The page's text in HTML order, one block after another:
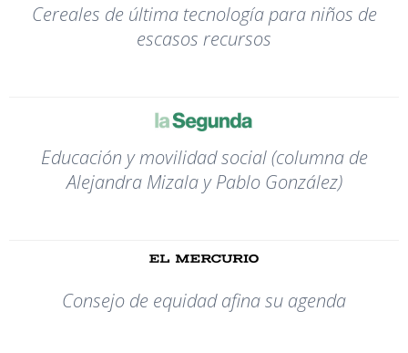
Cereales de última tecnología para niños de
escasos recursos
Educación y movilidad social (columna de
Alejandra Mizala y Pablo González)
Consejo de equidad afina su agenda